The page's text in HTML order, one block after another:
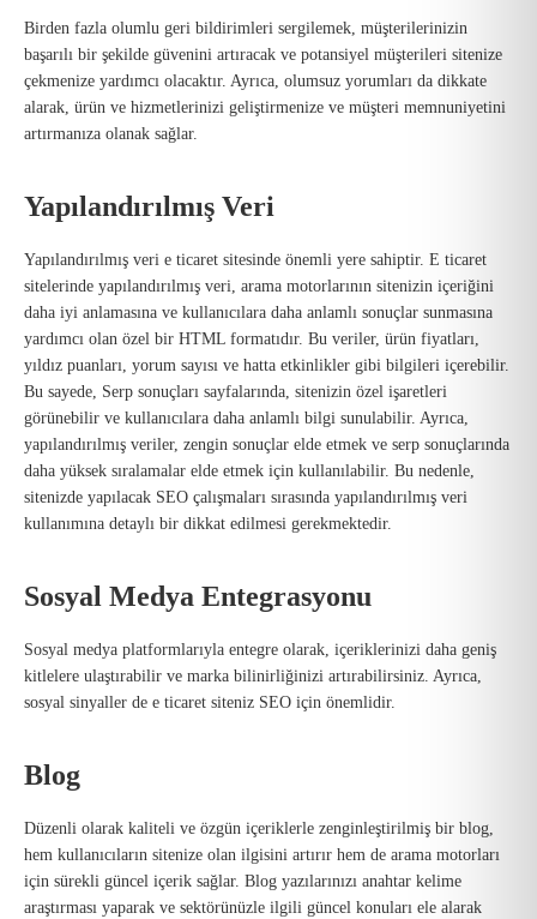
Birden fazla olumlu geri bildirimleri sergilemek, müşterilerinizin
başarılı bir şekilde güvenini artıracak ve potansiyel müşterileri sitenize
çekmenize yardımcı olacaktır. Ayrıca, olumsuz yorumları da dikkate
alarak, ürün ve hizmetlerinizi geliştirmenize ve müşteri memnuniyetini
artırmanıza olanak sağlar.
Yapılandırılmış Veri
Yapılandırılmış veri e ticaret sitesinde önemli yere sahiptir. E ticaret
sitelerinde yapılandırılmış veri, arama motorlarının sitenizin içeriğini
daha iyi anlamasına ve kullanıcılara daha anlamlı sonuçlar sunmasına
yardımcı olan özel bir HTML formatıdır. Bu veriler, ürün fiyatları,
yıldız puanları, yorum sayısı ve hatta etkinlikler gibi bilgileri içerebilir.
Bu sayede, Serp sonuçları sayfalarında, sitenizin özel işaretleri
görünebilir ve kullanıcılara daha anlamlı bilgi sunulabilir. Ayrıca,
yapılandırılmış veriler, zengin sonuçlar elde etmek ve serp sonuçlarında
daha yüksek sıralamalar elde etmek için kullanılabilir. Bu nedenle,
sitenizde yapılacak SEO çalışmaları sırasında yapılandırılmış veri
kullanımına detaylı bir dikkat edilmesi gerekmektedir.
Sosyal Medya Entegrasyonu
Sosyal medya platformlarıyla entegre olarak, içeriklerinizi daha geniş
kitlelere ulaştırabilir ve marka bilinirliğinizi artırabilirsiniz. Ayrıca,
sosyal sinyaller de e ticaret siteniz SEO için önemlidir.
Blog
Düzenli olarak kaliteli ve özgün içeriklerle zenginleştirilmiş bir blog,
hem kullanıcıların sitenize olan ilgisini artırır hem de arama motorları
için sürekli güncel içerik sağlar. Blog yazılarınızı anahtar kelime
araştırması yaparak ve sektörünüzle ilgili güncel konuları ele alarak